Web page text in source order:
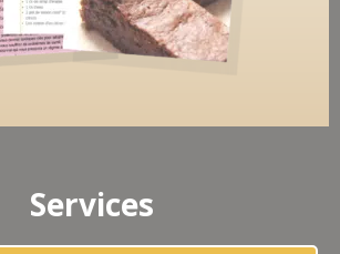
Services